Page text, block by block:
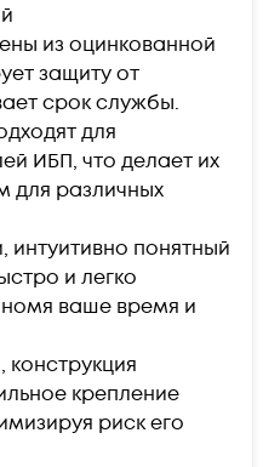
из оцинкованной
защиту от
срок службы.
для
ИБП, что делает их
для различных
интуитивно понятный
и легко
ваше время и
крепление
риск его